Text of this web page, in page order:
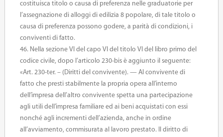
costituisca titolo o causa di preferenza nelle graduatorie per
l’assegnazione di alloggi di edilizia 8 popolare, di tale titolo o
causa di preferenza possono godere, a parità di condizioni, i
conviventi di fatto.
46. Nella sezione VI del capo VI del titolo VI del libro primo del
codice civile, dopo l’articolo 230-bis è aggiunto il seguente:
«Art. 230-ter. – (Diritti del convivente). — Al convivente di
fatto che presti stabilmente la propria opera all’interno
dell’impresa dell’altro convivente spetta una partecipazione
agli utili dell’impresa familiare ed ai beni acquistati con essi
nonché agli incrementi dell’azienda, anche in ordine
all’avviamento, commisurata al lavoro prestato. Il diritto di